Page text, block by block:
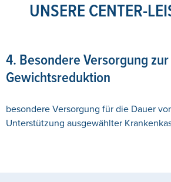
UNSERE CENTER-
4. Besondere Versorgung zur
Gewichtsreduktion
besondere Versorgung für die Dauer
Unterstützung ausgewählter